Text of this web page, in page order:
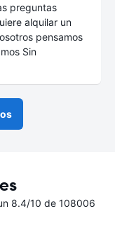
preguntas
alquilar un
pensamos
Sin
8.4/10 de 108006